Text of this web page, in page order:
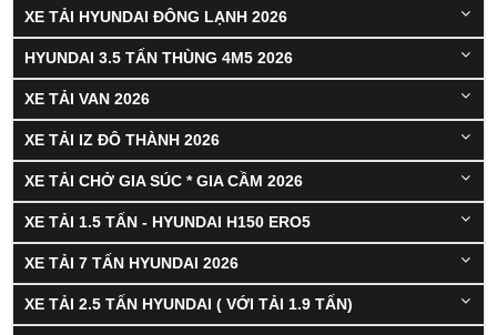
XE TẢI HYUNDAI ĐÔNG LẠNH 2026
HYUNDAI 3.5 TẤN THÙNG 4M5 2026
XE TẢI VAN 2026
XE TẢI IZ ĐÔ THÀNH 2026
XE TẢI CHỞ GIA SÚC * GIA CẦM 2026
XE TẢI 1.5 TẤN - HYUNDAI H150 ERO5
XE TẢI 7 TẤN HYUNDAI 2026
XE TẢI 2.5 TẤN HYUNDAI ( VỚI TẢI 1.9 TẤN)